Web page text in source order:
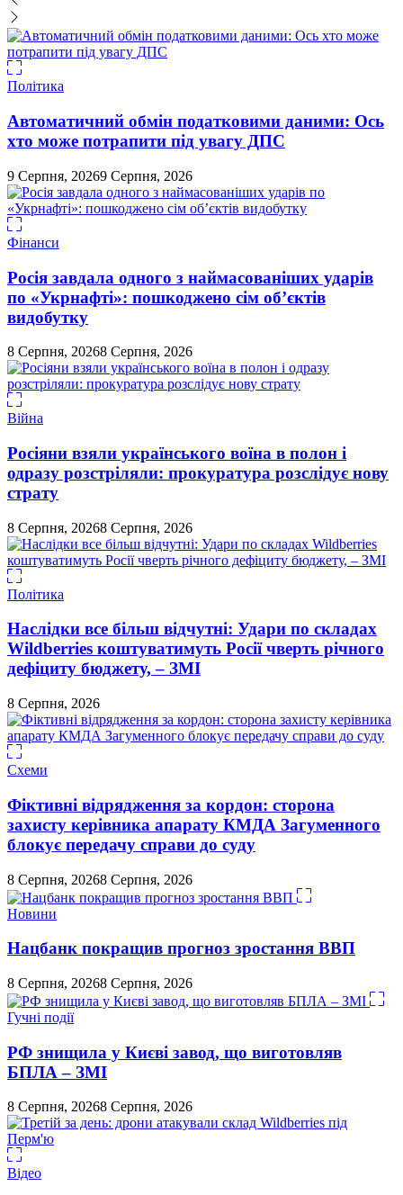
Політика
Автоматичний обмін податковими даними: Ось
хто може потрапити під увагу ДПС
9 Серпня, 20269 Серпня, 2026
Фінанси
Росія завдала одного з наймасованіших ударів
по «Укрнафті»: пошкоджено сім об’єктів
видобутку
8 Серпня, 20268 Серпня, 2026
Війна
Росіяни взяли українського воїна в полон і
одразу розстріляли: прокуратура розслідує нову
страту
8 Серпня, 20268 Серпня, 2026
Політика
Наслідки все більш відчутні: Удари по складах
Wildberries коштуватимуть Росії чверть річного
дефіциту бюджету, – ЗМІ
8 Серпня, 2026
Схеми
Фіктивні відрядження за кордон: сторона
захисту керівника апарату КМДА Загуменного
блокує передачу справи до суду
8 Серпня, 20268 Серпня, 2026
Новини
Нацбанк покращив прогноз зростання ВВП
8 Серпня, 20268 Серпня, 2026
Гучні події
РФ знищила у Києві завод, що виготовляв
БПЛА – ЗМІ
8 Серпня, 20268 Серпня, 2026
Відео